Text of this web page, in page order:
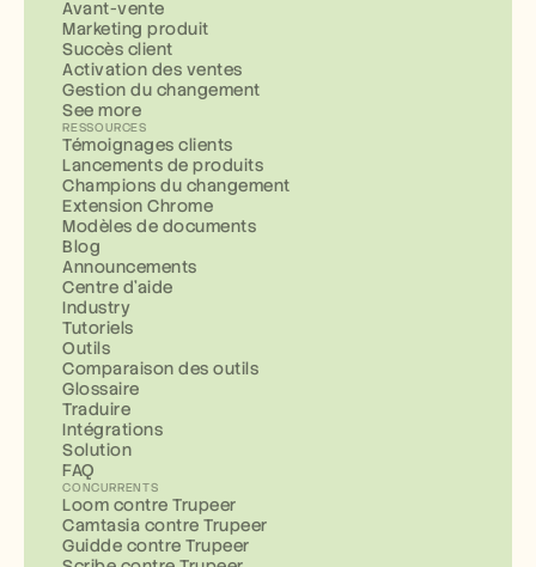
Avant-vente
Marketing produit
Succès client
Activation des ventes
Gestion du changement
See more
RESSOURCES
Témoignages clients
Lancements de produits
Champions du changement
Extension Chrome
Modèles de documents
Blog
Announcements
Centre d'aide
Industry
Tutoriels
Outils
Comparaison des outils
Glossaire
Traduire
Intégrations
Solution
FAQ
CONCURRENTS
Loom contre Trupeer
Camtasia contre Trupeer
Guidde contre Trupeer